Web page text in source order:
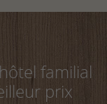
pour
un lit
seront
familial
prix